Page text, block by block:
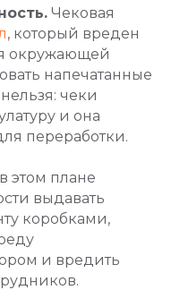
Чековая
, который вреден
окружающей
напечатанные
чеки
и она
переработки.
этом плане
выдавать
коробками,
и вредить